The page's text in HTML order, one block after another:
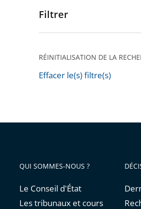
Passer
pour
après
Filtrer
RÉINITIALISATION DE LA
Effacer le(s) filtre(s)
QUI SOMMES-NOUS ?
Le Conseil d'État
Les tribunaux et cours